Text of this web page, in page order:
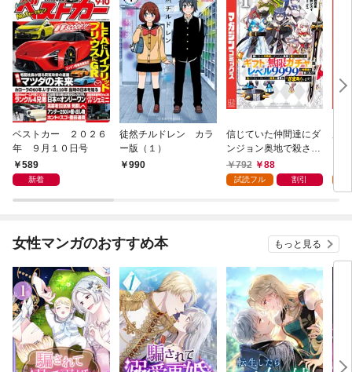
ベストカー ２０２６
年 ９月１０日号
589
新着
徒然チルドレン カラ
ー版（１）
990
信じていた仲間達にダ
ンジョン奥地で殺され
かけたがギフト『無限
ガチャ』でレベル９９
『ざまぁ！』します！
792 88
試読フル 割引
女性マンガのおすすめ本 もっと見る